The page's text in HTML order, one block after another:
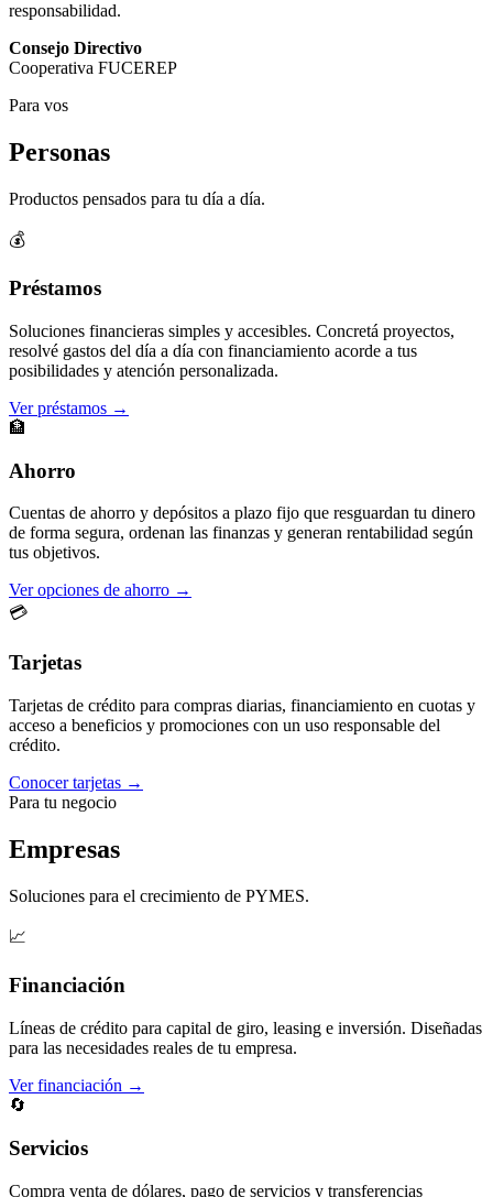
responsabilidad.
Consejo Directivo
Cooperativa FUCEREP
Para vos
Personas
Productos pensados para tu día a día.
💰
Préstamos
Soluciones financieras simples y accesibles. Concretá proyectos,
resolvé gastos del día a día con financiamiento acorde a tus
posibilidades y atención personalizada.
Ver préstamos →
🏦
Ahorro
Cuentas de ahorro y depósitos a plazo fijo que resguardan tu dinero
de forma segura, ordenan las finanzas y generan rentabilidad según
tus objetivos.
Ver opciones de ahorro →
💳
Tarjetas
Tarjetas de crédito para compras diarias, financiamiento en cuotas y
acceso a beneficios y promociones con un uso responsable del
crédito.
Conocer tarjetas →
Para tu negocio
Empresas
Soluciones para el crecimiento de PYMES.
📈
Financiación
Líneas de crédito para capital de giro, leasing e inversión. Diseñadas
para las necesidades reales de tu empresa.
Ver financiación →
🔄
Servicios
Compra venta de dólares, pago de servicios y transferencias